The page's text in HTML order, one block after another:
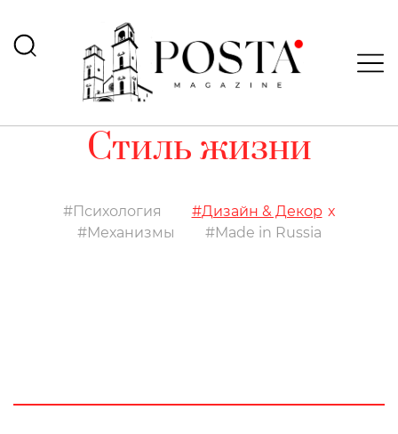
Стиль жизни
Психология
Дизайн & Декор
Механизмы
Made in Russia